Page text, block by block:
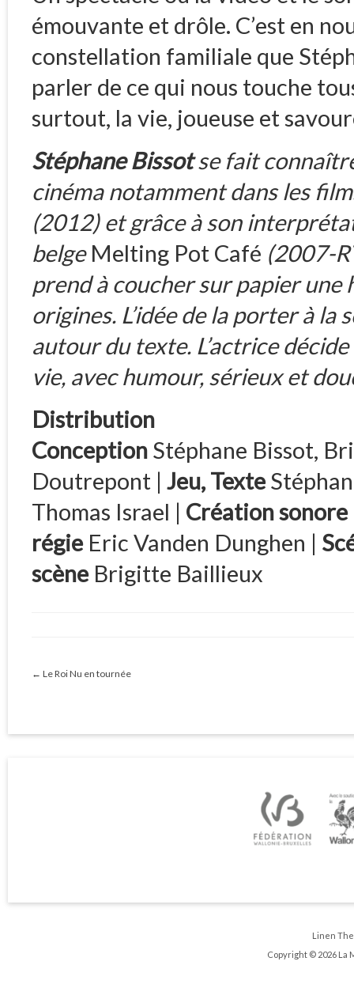
émouvante et drôle. C’est en
constellation familiale que
parler de ce qui nous touche
surtout, la vie, joueuse et
Stéphane Bissotse fait
cinéma notamment dans les
(2012) et grâce à son
belge Melting Pot Café (2007-
prend à coucher sur papier une
origines. L’idée de la porter à
autour du texte. L’actrice
vie, avec humour, sérieux et
Distribution
Conception Stéphane Bissot,
Doutrepont | Jeu, Texte
Thomas Israel | Création sonore
régieEric Vanden Dunghen |
scèneBrigitte Baillieux
← Le Roi Nu en tournée
Linen
Copyright © 2026 La